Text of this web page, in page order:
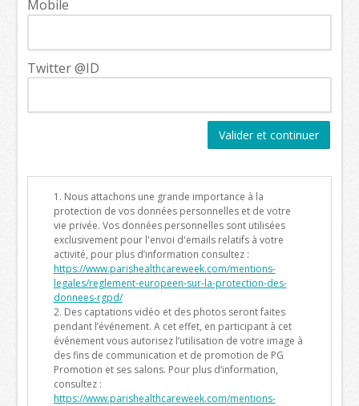
Mobile
Twitter @ID
Valider et continuer
1. Nous attachons une grande importance à la
protection de vos données personnelles et de votre
vie privée. Vos données personnelles sont utilisées
exclusivement pour l'envoi d'emails relatifs à votre
activité, pour plus d’information consultez :
https://www.parishealthcareweek.com/mentions-
legales/reglement-europeen-sur-la-protection-des-
donnees-rgpd/
2. Des captations vidéo et des photos seront faites
pendant l’événement. A cet effet, en participant à cet
événement vous autorisez l’utilisation de votre image à
des fins de communication et de promotion de PG
Promotion et ses salons. Pour plus d’information,
consultez :
https://www.parishealthcareweek.com/mentions-